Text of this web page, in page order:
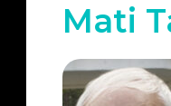
Mati